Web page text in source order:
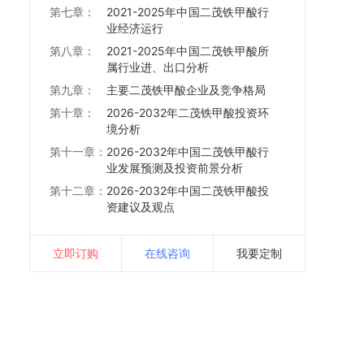
第七章：
2021-2025年中国二茂铁甲酸行
业经济运行
第八章：
2021-2025年中国二茂铁甲酸所
属行业进、出口分析
第九章：
主要二茂铁甲酸企业及竞争格局
第十章：
2026-2032年二茂铁甲酸投资环
境分析
第十一章： 2026-2032年中国二茂铁甲酸行
业发展预测及投资前景分析
第十二章： 2026-2032年中国二茂铁甲酸投
资建议及观点
立即订购 在线咨询 我要定制